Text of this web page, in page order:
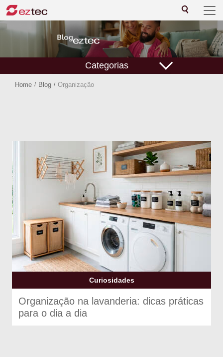
Categorias
Home / Blog / Organização
Curiosidades
Organização na lavanderia: dicas práticas
para o dia a dia